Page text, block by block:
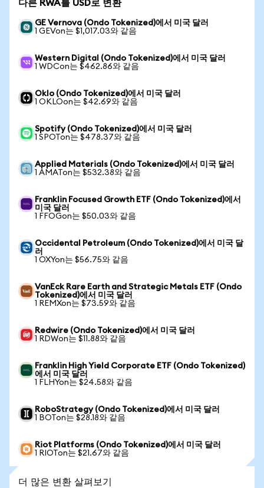
다른 RWA를 USD로 변환
GE Vernova (Ondo Tokenized)에서 미국 달러
1 GEVon는 $1,017.03와 같음
Western Digital (Ondo Tokenized)에서 미국 달러
1 WDCon는 $462.86와 같음
Oklo (Ondo Tokenized)에서 미국 달러
1 OKLOon는 $42.69와 같음
Spotify (Ondo Tokenized)에서 미국 달러
1 SPOTon는 $478.37와 같음
Applied Materials (Ondo Tokenized)에서 미국 달러
1 AMATon는 $532.38와 같음
Franklin Focused Growth ETF (Ondo Tokenized)에서
미국 달러
1 FFOGon는 $50.03와 같음
Occidental Petroleum (Ondo Tokenized)에서 미국 달
러
1 OXYon는 $56.75와 같음
VanEck Rare Earth and Strategic Metals ETF (Ondo
Tokenized)에서 미국 달러
1 REMXon는 $73.59와 같음
Redwire (Ondo Tokenized)에서 미국 달러
1 RDWon는 $11.88와 같음
Franklin High Yield Corporate ETF (Ondo Tokenized)
에서 미국 달러
1 FLHYon는 $24.58와 같음
RoboStrategy (Ondo Tokenized)에서 미국 달러
1 BOTon는 $28.18와 같음
Riot Platforms (Ondo Tokenized)에서 미국 달러
1 RIOTon는 $21.67와 같음
더 많은 변환 살펴보기